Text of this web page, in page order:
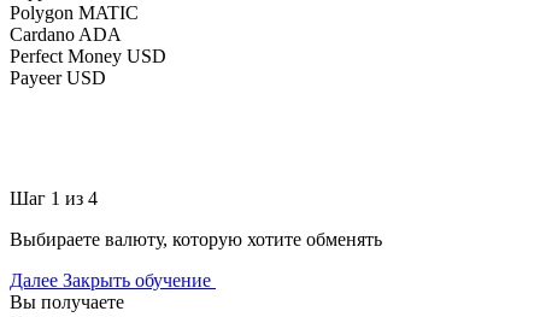
Polygon MATIC
Cardano ADA
Perfect Money USD
Payeer USD
Шаг 1 из 4
Выбираете валюту, которую хотите обменять
Далее Закрыть обучение
Вы получаете